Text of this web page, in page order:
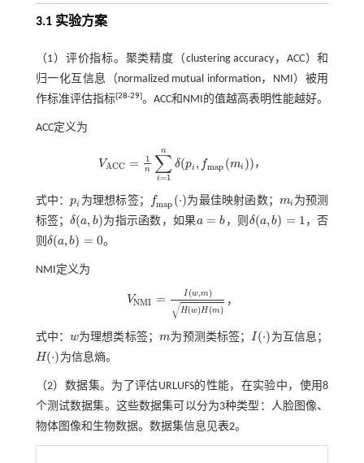
3.1 实验方案
（1）评价指标。聚类精度（clustering accuracy，ACC）和
归一化互信息（normalized mutual information，NMI）被用
作标准评估指标[28-29]。ACC和NMI的值越高表明性能越好。
ACC定义为
VACC = 1
n ∑
i=1
n
δ(pi , fmap (mi ))
VACC= 1n ∑i= 1n pi,fmap(mi )) ，
式中：pi
pi 为理想标签； fmap (⋅)
fmap (⋅) 为最佳映射函数； mi
mi 为预测
标签；δ(a, b)
δ(a,b) 为指示函数，如果a = b
a=b ，则 δ(a,b) = 1
δ(a,b)= 1
，否
则 δ(a,b) = 0
δ(a,b)= 0 。
NMI定义为
VNMI = I(w,m)
H(w)H(m)
√
VNMI =I( w,m)H(w)H(m)
，
式中： w
w为理想类标签； m
m 为预测类标签；I (⋅)
I( ⋅) 为互信息；
H(⋅)
H( ⋅) 为信息熵。
（2）数据集。为了评估URLUFS的性能，在实验中，使用8
个测试数据集。这些数据集可以分为3种类型：人脸图像、
物体图像和生物数据。数据集信息见表2。